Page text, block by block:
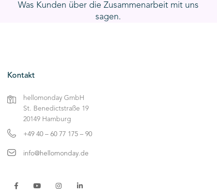
Was Kunden über die Zusammenarbeit mit uns
sagen.
Kontakt
hellomonday GmbH
St. Benedictstraße 19
20149 Hamburg
+49 40 – 60 77 175 – 90
info@hellomonday.de